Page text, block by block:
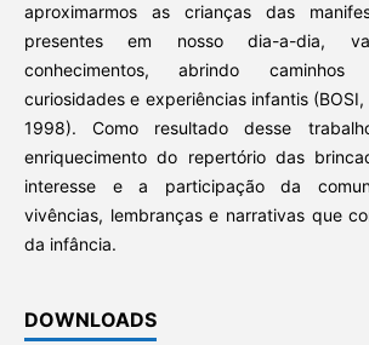
aproximarmos as crianças das
presentes em nosso dia-a-dia,
conhecimentos, abrindo
curiosidades e experiências infantis (BOSI,
1998). Como resultado desse
enriquecimento do repertório das
interesse e a participação da
vivências, lembranças e narrativas que
da infância.
DOWNLOADS